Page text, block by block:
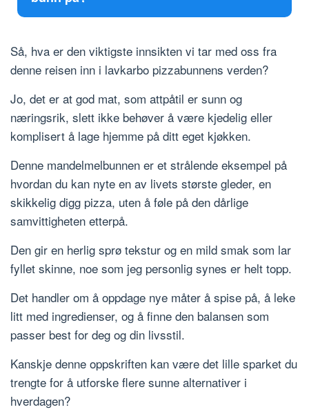
Så, hva er den viktigste innsikten vi tar med oss fra
denne reisen inn i lavkarbo pizzabunnens verden?
Jo, det er at god mat, som attpåtil er sunn og
næringsrik, slett ikke behøver å være kjedelig eller
komplisert å lage hjemme på ditt eget kjøkken.
Denne mandelmelbunnen er et strålende eksempel på
hvordan du kan nyte en av livets største gleder, en
skikkelig digg pizza, uten å føle på den dårlige
samvittigheten etterpå.
Den gir en herlig sprø tekstur og en mild smak som lar
fyllet skinne, noe som jeg personlig synes er helt topp.
Det handler om å oppdage nye måter å spise på, å leke
litt med ingredienser, og å finne den balansen som
passer best for deg og din livsstil.
Kanskje denne oppskriften kan være det lille sparket du
trengte for å utforske flere sunne alternativer i
hverdagen?